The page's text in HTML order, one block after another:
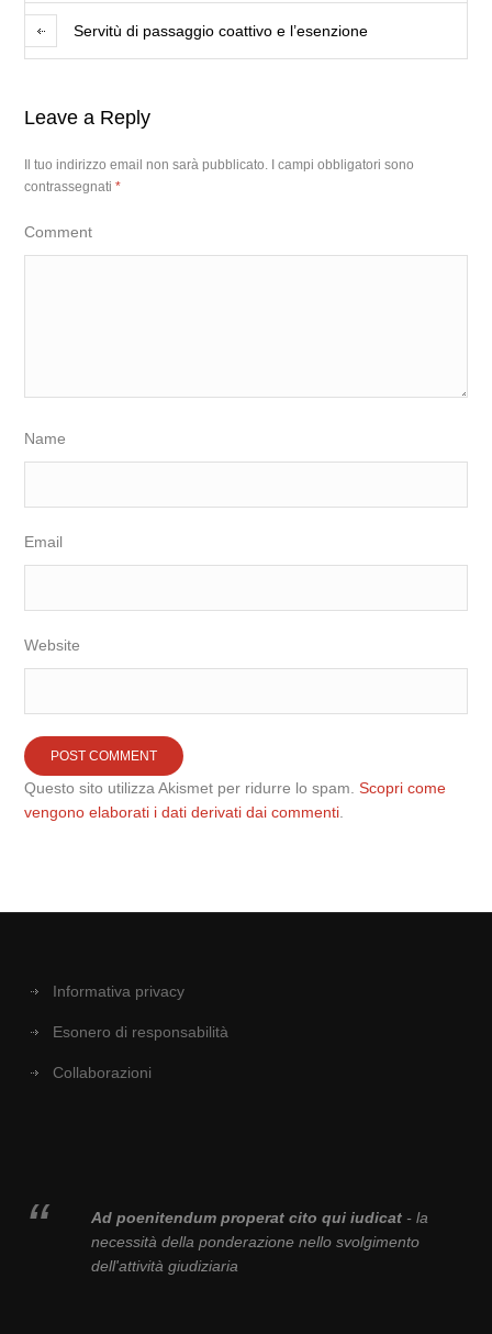
Servitù di passaggio coattivo e l’esenzione
Leave a Reply
Il tuo indirizzo email non sarà pubblicato.
I campi obbligatori sono
contrassegnati*
Comment
Name
Email
Website
Questo sito utilizza Akismet per ridurre lo spam.Scopri come
vengono elaborati i dati derivati dai commenti
Informativa privacy
Esonero di responsabilità
Collaborazioni
Ad poenitendum properat cito qui iudicat- la
necessità della ponderazione nello svolgimento
dell'attività giudiziaria